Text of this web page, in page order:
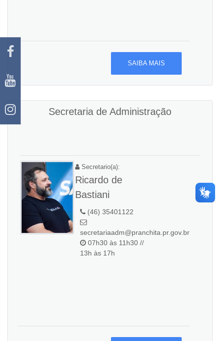
SAIBA MAIS
Secretaria de Administração
Secretario(a):
Ricardo de
Bastiani
(46) 35401122
secretariaadm@pranchita.pr.gov.br
07h30 às 11h30 //
13h às 17h